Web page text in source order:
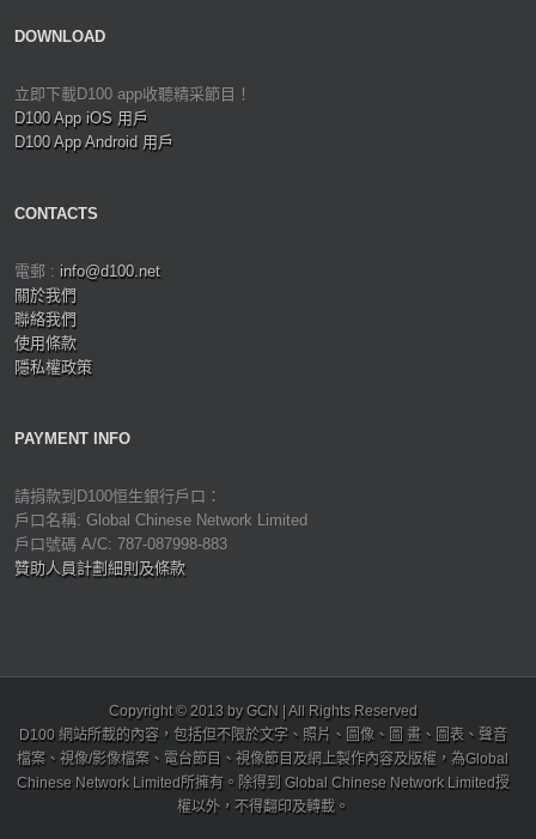
DOWNLOAD
立即下載D100 app收聽精采節目！
D100 App iOS 用戶
D100 App Android 用戶
CONTACTS
電郵 : info@d100.net
關於我們
聯絡我們
使用條款
隱私權政策
PAYMENT INFO
請捐款到D100恒生銀行戶口：
戶口名稱: Global Chinese Network Limited
戶口號碼 A/C: 787-087998-883
贊助人員計劃細則及條款
Copyright © 2013 by GCN | All Rights Reserved
D100 網站所載的內容，包括但不限於文字、照片、圖像、圖 畫、圖表、聲音
檔案、視像/影像檔案、電台節目、視像節目及網上製作內容及版權，為Global
Chinese Network Limited所擁有。除得到 Global Chinese Network Limited授
權以外，不得翻印及轉載。